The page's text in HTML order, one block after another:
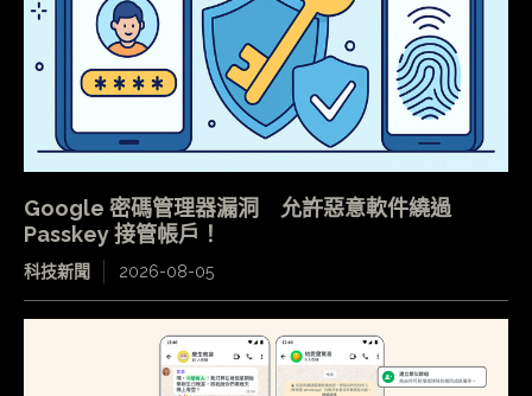
Google 密碼管理器漏洞 允許惡意軟件繞過
Passkey 接管帳戶！
科技新聞 2026-08-05